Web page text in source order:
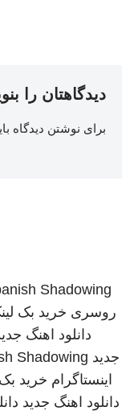
دیدگاهتان را
برای نوشتن دیدگاه
Shadowing
روسری خرید بک
دانلود اهنگ
جدید Shadowing
اینستاگرام خرید
دانلود اهنگ جدید